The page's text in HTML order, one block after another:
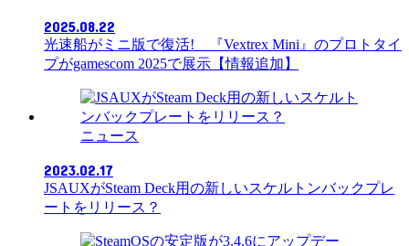
2025.08.22
光速船がミニ版で復活! 『Vextrex Mini』のプロトタイ
プがgamescom 2025で展示【情報追加】
ニュース
2023.02.17
JSAUXがSteam Deck用の新しいスケルトンバックプレ
ートをリリース？